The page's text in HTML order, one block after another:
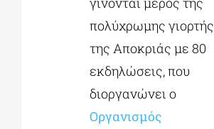
πολύχρωμης γιορτής
της Αποκριάς με 80
εκδηλώσεις, που
διοργανώνει ο
Οργανισμός